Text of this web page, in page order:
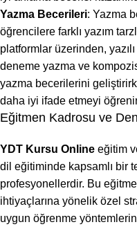
Yazma Becerileri: Yazma
öğrencilere farklı yazım
platformlar üzerinden,
deneme yazma ve
yazma becerilerini
daha iyi ifade etmeyi
Eğitmen Kadrosu ve
YDT Kursu Online eğitim
dil eğitiminde kapsamlı bir
profesyonellerdir. Bu
ihtiyaçlarına yönelik özel
uygun öğrenme